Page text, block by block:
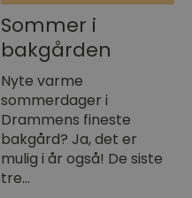
Sommer i
bakgården
Nyte varme
sommerdager i
Drammens fineste
bakgård? Ja, det er
mulig i år også! De siste
tre…